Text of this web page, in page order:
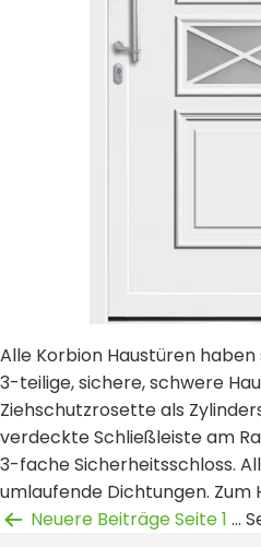
Alle Korbion Haustüren
3-teilige, sichere, schwere
Ziehschutzrosette als
verdeckte Schließleiste am
3-fache Sicherheitsschloss.
umlaufende Dichtungen. Zum
Neuere BeiträgeSeite 1 …